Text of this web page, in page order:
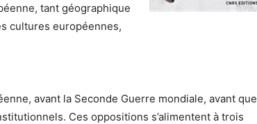
tant géographique
cultures européennes,
avant la Seconde Guerre mondiale, avant que
Ces oppositions s’alimentent à trois